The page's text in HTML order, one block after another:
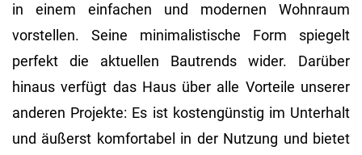
in einem einfachen und modernen Wohnraum
vorstellen. Seine minimalistische Form spiegelt
perfekt die aktuellen Bautrends wider. Darüber
hinaus verfügt das Haus über alle Vorteile unserer
anderen Projekte: Es ist kostengünstig im Unterhalt
und äußerst komfortabel in der Nutzung und bietet